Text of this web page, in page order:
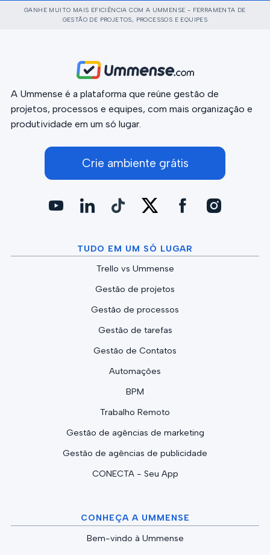
GANHE MUITO MAIS EFICIÊNCIA COM A UMMENSE - FERRAMENTA DE
GESTÃO DE PROJETOS, PROCESSOS E EQUIPES
A Ummense é a plataforma que reúne gestão de
projetos, processos e equipes, com mais organização e
produtividade em um só lugar.
Crie ambiente grátis
TUDO EM UM SÓ LUGAR
Trello vs Ummense
Gestão de projetos
Gestão de processos
Gestão de tarefas
Gestão de Contatos
Automações
BPM
Trabalho Remoto
Gestão de agências de marketing
Gestão de agências de publicidade
CONECTA - Seu App
CONHEÇA A UMMENSE
Bem-vindo à Ummense